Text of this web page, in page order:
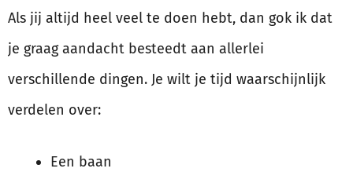
Als jij altijd heel veel te doen hebt, dan gok ik dat
je graag aandacht besteedt aan allerlei
verschillende dingen. Je wilt je tijd waarschijnlijk
verdelen over:
Een baan